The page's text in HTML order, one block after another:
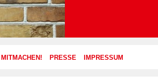
MITMACHEN! PRESSE IMPRESSUM